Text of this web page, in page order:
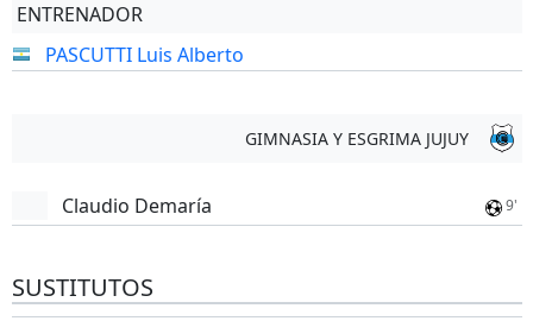
ENTRENADOR
PASCUTTI Luis Alberto
GIMNASIA Y ESGRIMA JUJUY
Claudio Demaría 9'
SUSTITUTOS